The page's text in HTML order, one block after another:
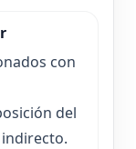
con
del